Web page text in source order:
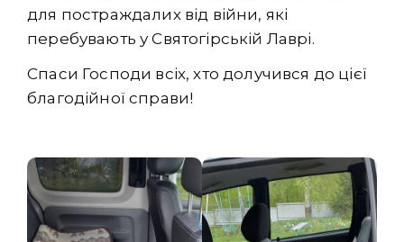
для постраждалих від війни, які
перебувають у Святогірській Лаврі.
Спаси Господи всіх, хто долучився до цієї
благодійної справи!